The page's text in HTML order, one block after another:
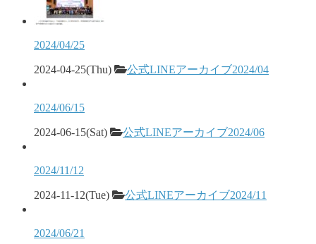
2024/04/25
2024-04-25(Thu) 公式LINEアーカイブ2024/04
2024/06/15
2024-06-15(Sat) 公式LINEアーカイブ2024/06
2024/11/12
2024-11-12(Tue) 公式LINEアーカイブ2024/11
2024/06/21